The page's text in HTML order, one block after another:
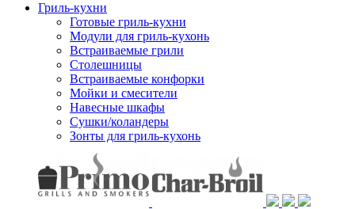
Гриль-кухни
Готовые гриль-кухни
Модули для гриль-кухонь
Встраиваемые грили
Столешницы
Встраиваемые конфорки
Мойки и смесители
Навесные шкафы
Сушки/коландеры
Зонты для гриль-кухонь